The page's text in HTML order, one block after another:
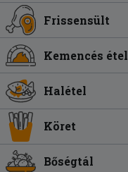
Frissensült
Kemencés étel
Halétel
Köret
Bőségtál